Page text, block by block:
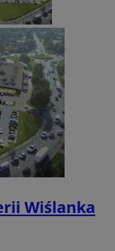
Wiślanka